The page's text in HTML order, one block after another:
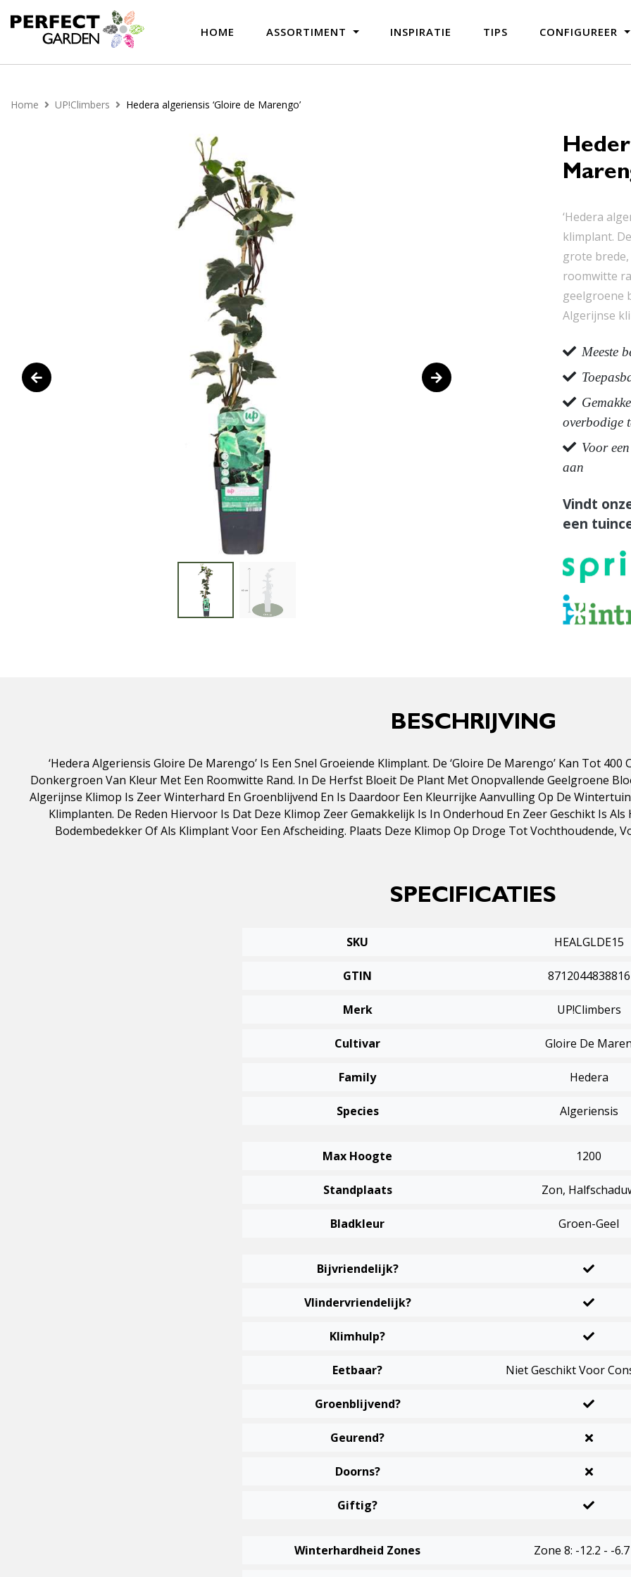
HOME ASSORTIMENT INSPIRATIE TIPS CONFIGUREER
Home UP!Climbers Hedera algeriensis ‘Gloire de Marengo’
‘Hedera
klimplant.
grote
roomwitte
geelgroene
Algerijnse
Meeste
overbodige
Voor
aan
Vindt
een
BESCHRIJVING
‘Hedera Algeriensis Gloire De Marengo’ Is Een Snel Groeiende Klimplant. De ‘Gloire De Marengo’ Kan Tot
Donkergroen Van Kleur Met Een Roomwitte Rand. In De Herfst Bloeit De Plant Met Onopvallende Geelgroene
Algerijnse Klimop Is Zeer Winterhard En Groenblijvend En Is Daardoor Een Kleurrijke Aanvulling Op De
Klimplanten. De Reden Hiervoor Is Dat Deze Klimop Zeer Gemakkelijk Is In Onderhoud En Zeer Geschikt Is
Bodembedekker Of Als Klimplant Voor Een Afscheiding. Plaats Deze Klimop Op Droge Tot Vochthoudende,
SPECIFICATIES
SKU HEALGLDE15
GTIN 8712044838816
Merk UP!Climbers
Cultivar Gloire De
Family Hedera
Species Algeriensis
Max Hoogte 1200
Standplaats Zon,
Bladkleur Groen-Geel
Bijvriendelijk?
Vlindervriendelijk?
Klimhulp?
Eetbaar? Niet Geschikt Voor
Groenblijvend?
Geurend?
Doorns?
Giftig?
Winterhardheid Zones Zone 8: -12.2 - -6.7